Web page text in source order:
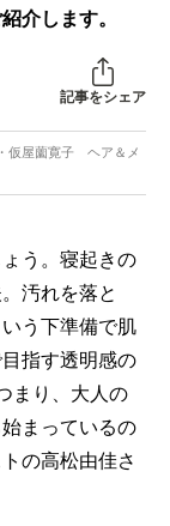
介します。
記事をシェア
仮屋薗寛子 ヘア＆メ
う。寝起きの
汚れを落と
う下準備で肌
指す透明感の
まり、大人の
まっているの
の高松由佳さ